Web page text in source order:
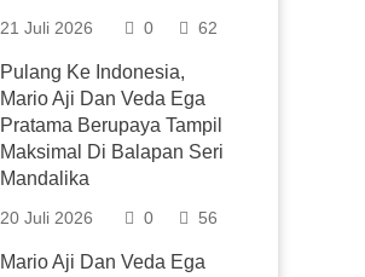
21 Juli 2026 0 62
Pulang Ke Indonesia,
Mario Aji Dan Veda Ega
Pratama Berupaya Tampil
Maksimal Di Balapan Seri
Mandalika
20 Juli 2026 0 56
Mario Aji Dan Veda Ega